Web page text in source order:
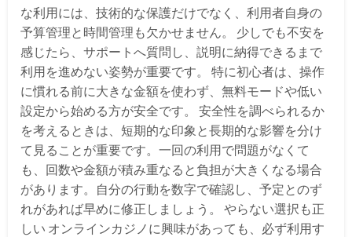
な利用には、技術的な保護だけでなく、利用者自身の
予算管理と時間管理も欠かせません。 少しでも不安を
感じたら、サポートへ質問し、説明に納得できるまで
利用を進めない姿勢が重要です。 特に初心者は、操作
に慣れる前に大きな金額を使わず、無料モードや低い
設定から始める方が安全です。 安全性を調べられるか
を考えるときは、短期的な印象と長期的な影響を分け
て見ることが重要です。一回の利用で問題がなくて
も、回数や金額が積み重なると負担が大きくなる場合
があります。自分の行動を数字で確認し、予定とのず
れがあれば早めに修正しましょう。 やらない選択も正
しい オンラインカジノに興味があっても、必ず利用す